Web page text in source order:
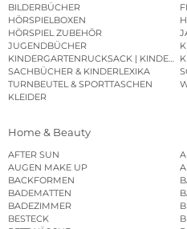
BILDERBÜCHER
HÖRSPIELBOXEN
HÖRSPIEL ZUBEHÖR
JUGENDBÜCHER
SACHBÜCHER & KINDERLEXIKA
TURNBEUTEL & SPORTTASCHEN
KLEIDER
Home & Beauty
AFTER SUN
AUGEN MAKE UP
BACKFORMEN
BADEMATTEN
BADEZIMMER
BESTECK